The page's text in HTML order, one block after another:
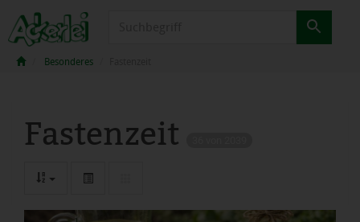
Besonderes
Fastenzeit